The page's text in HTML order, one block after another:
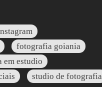
fotografia goiania
em estudio
studio de fotografia